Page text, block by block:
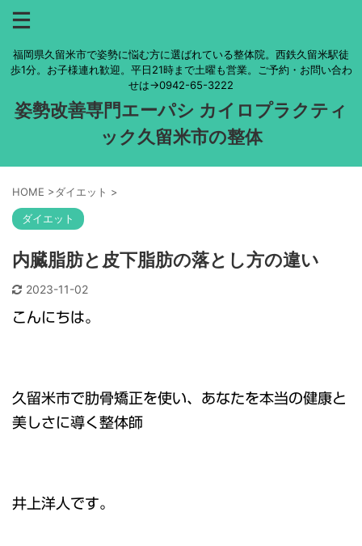
福岡県久留米市で姿勢に悩む方に選ばれている整体院。西鉄久留米駅徒
歩1分。お子様連れ歓迎。平日21時まで土曜も営業。ご予約・お問い合わ
せは→0942-65-3222
姿勢改善専門エーパシ カイロプラクティ
ック久留米市の整体
HOME >ダイエット >
ダイエット
内臓脂肪と皮下脂肪の落とし方の違い
2023-11-02
こんにちは。
久留米市で肋骨矯正を使い、あなたを本当の健康と
美しさに導く整体師
井上洋人です。